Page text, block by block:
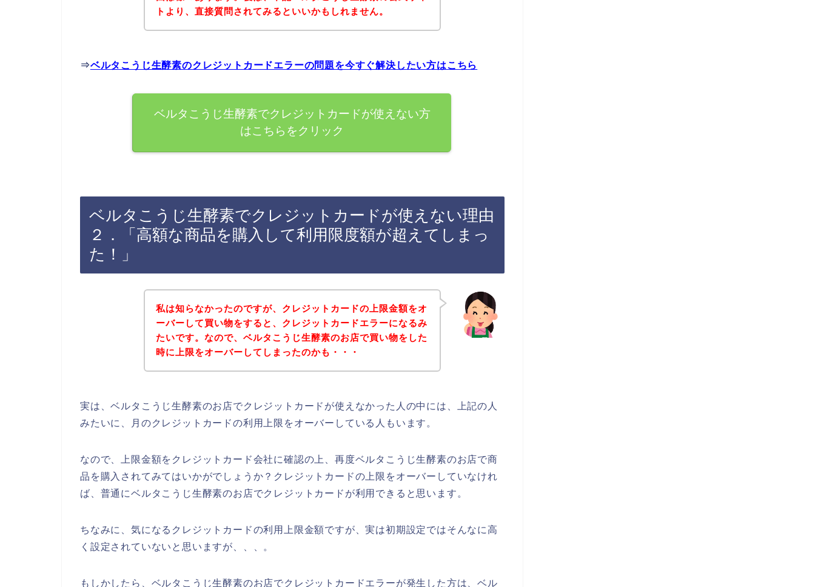
トより、直接質問されてみるといいかもしれません。
⇒ベルタこうじ生酵素のクレジットカードエラーの問題を今すぐ解決したい方はこちら
ベルタこうじ生酵素でクレジットカードが使えない方
はこちらをクリック
ベルタこうじ生酵素でクレジットカードが使えない理由
２．「高額な商品を購入して利用限度額が超えてしまっ
た！」
私は知らなかったのですが、クレジットカードの上限金額をオ
ーバーして買い物をすると、クレジットカードエラーになるみ
たいです。なので、ベルタこうじ生酵素のお店で買い物をした
時に上限をオーバーしてしまったのかも・・・
実は、ベルタこうじ生酵素のお店でクレジットカードが使えなかった人の中には、上記の人
みたいに、月のクレジットカードの利用上限をオーバーしている人もいます。
なので、上限金額をクレジットカード会社に確認の上、再度ベルタこうじ生酵素のお店で商
品を購入されてみてはいかがでしょうか？クレジットカードの上限をオーバーしていなけれ
ば、普通にベルタこうじ生酵素のお店でクレジットカードが利用できると思います。
ちなみに、気になるクレジットカードの利用上限金額ですが、実は初期設定ではそんなに高
く設定されていないと思いますが、、、。
もしかしたら、ベルタこうじ生酵素のお店でクレジットカードエラーが発生した方は、ベル